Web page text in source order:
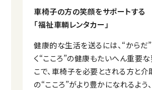
車椅子の方の笑顔をサポートする
「福祉車輌レンタカー」
健康的な生活を送るには、“からだ
く“こころ”の健康もたいへん重要な
こで、車椅子を必要とされる方と介
の“こころ”がより豊かになれるよう